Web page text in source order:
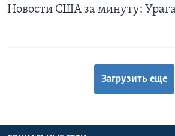
Новости США за минуту:
Загрузить еще